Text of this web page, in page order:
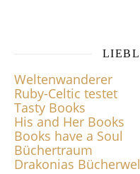
Weltenwanderer
Ruby-Celtic testet
Tasty Books
His and Her Books
Books have a Soul
Büchertraum
Drakonias